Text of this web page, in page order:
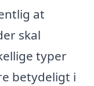
at
skal
typer
betydeligt i